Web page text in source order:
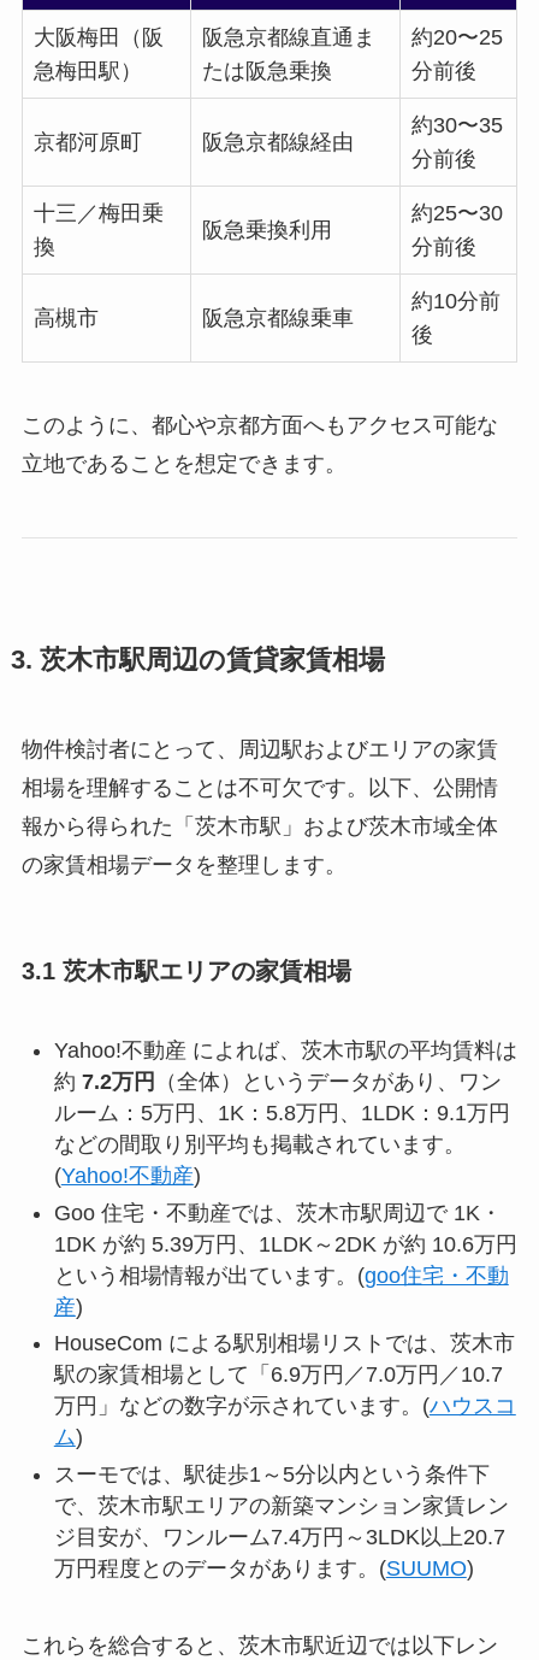
大阪梅田（阪
急梅田駅）
阪急京都線直通ま
たは阪急乗換
約20〜25
分前後
京都河原町 阪急京都線経由
約30〜35
分前後
十三／梅田乗
換
阪急乗換利用
約25〜30
分前後
高槻市 阪急京都線乗車
約10分前
後
このように、都心や京都方面へもアクセス可能な
立地であることを想定できます。
3. 茨木市駅周辺の賃貸家賃相場
物件検討者にとって、周辺駅およびエリアの家賃
相場を理解することは不可欠です。以下、公開情
報から得られた「茨木市駅」および茨木市域全体
の家賃相場データを整理します。
3.1 茨木市駅エリアの家賃相場
Yahoo!不動産 によれば、茨木市駅の平均賃料は
約 7.2万円
（全体）というデータがあり、ワン
ルーム：5万円、1K：5.8万円、1LDK：9.1万円
などの間取り別平均も掲載されています。
(Yahoo!不動産)
Goo 住宅・不動産では、茨木市駅周辺で 1K・
1DK が約 5.39万円、1LDK～2DK が約 10.6万円
という相場情報が出ています。(goo住宅・不動
産)
HouseCom による駅別相場リストでは、茨木市
駅の家賃相場として「6.9万円／7.0万円／10.7
万円」などの数字が示されています。(ハウスコ
ム)
スーモでは、駅徒歩1～5分以内という条件下
で、茨木市駅エリアの新築マンション家賃レン
ジ目安が、ワンルーム7.4万円～3LDK以上20.7
万円程度とのデータがあります。(SUUMO)
これらを総合すると、茨木市駅近辺では以下レン